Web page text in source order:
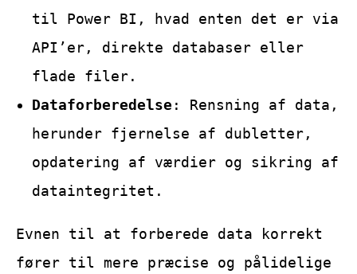
til Power BI, hvad enten det er via
API’er, direkte databaser eller
flade filer.
Dataforberedelse: Rensning af data,
herunder fjernelse af dubletter,
opdatering af værdier og sikring af
dataintegritet.
Evnen til at forberede data korrekt
fører til mere præcise og pålidelige